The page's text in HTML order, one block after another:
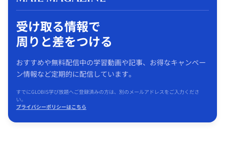
受け取る情報で
周りと差をつける
おすすめや無料配信中の学習動画や記事、お得なキャンペー
ン情報など定期的に配信しています。
すでにGLOBIS学び放題へご登録済みの方は、別のメールアドレスをご入力くださ
い。
プライバシーポリシーはこちら